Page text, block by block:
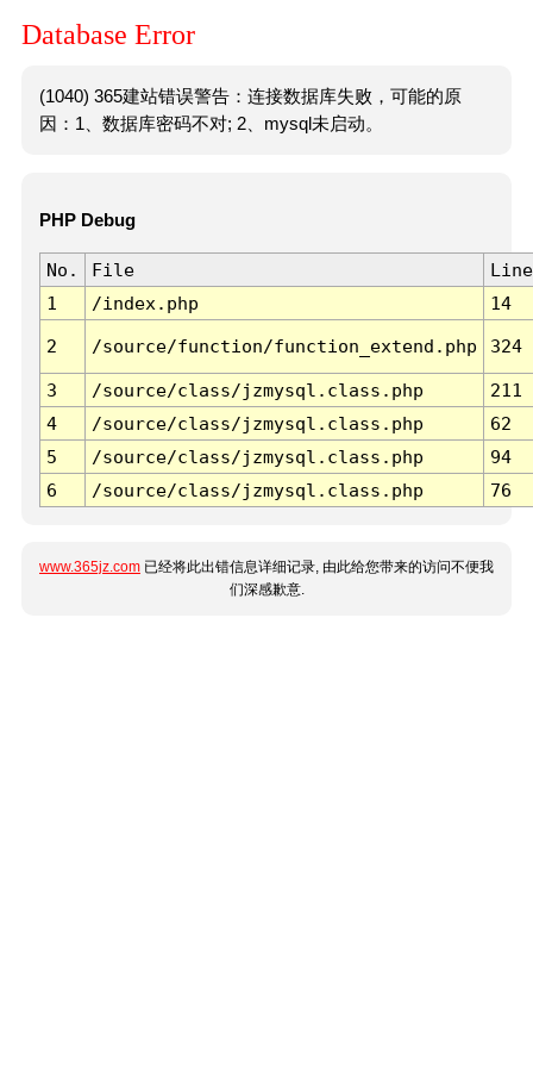
Database Error
(1040) 365建站错误警告：连接数据库失败，可能的原
因：1、数据库密码不对; 2、mysql未启动。
PHP Debug
No. File
Line
1
/index.php 14
2 /source/function/function_extend.php 324
3 /source/class/jzmysql.class.php
211
4
/source/class/jzmysql.class.php
62
5
/source/class/jzmysql.class.php
94
6
/source/class/jzmysql.class.php 76
www.365jz.com 已经将此出错信息详细记录, 由此给您带来的访问不便我
们深感歉意.